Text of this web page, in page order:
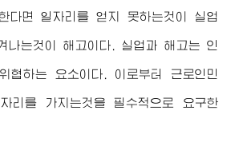
다면 일자리를 얻지 못하는것이 실업
나는것이 해고이다. 실업과 해고는 인
협하는 요소이다. 이로부터 근로인민
리를 가지는것을 필수적으로 요구한